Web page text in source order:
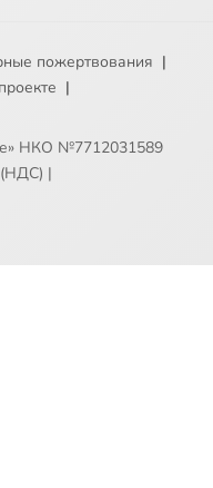
пожертвования |
|
НКО №7712031589
(НДС) |